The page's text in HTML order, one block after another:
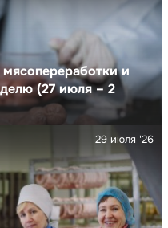
и
(27 июля – 2
29 июля '26